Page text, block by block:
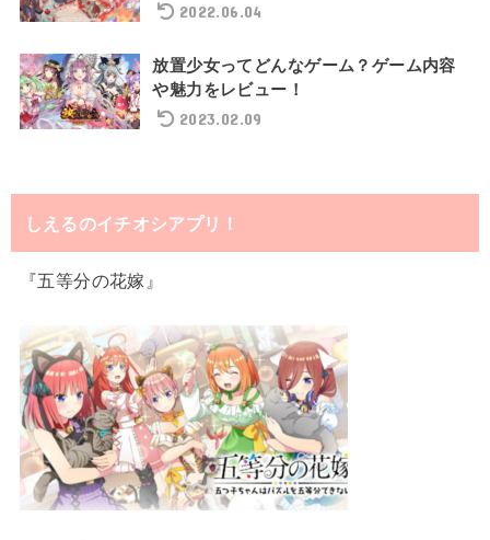
2022.06.04
放置少女ってどんなゲーム？ゲーム内容
や魅力をレビュー！
2023.02.09
しえるのイチオシアプリ！
『五等分の花嫁』